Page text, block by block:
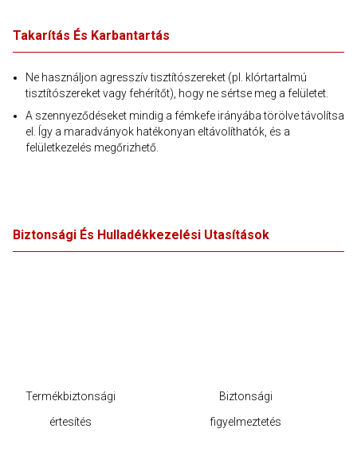
Takarítás És Karbantartás
Ne használjon agresszív tisztítószereket (pl. klórtartalmú
tisztítószereket vagy fehérítőt), hogy ne sértse meg a felületet.
A szennyeződéseket mindig a fémkefe irányába törölve távolítsa
el. Így a maradványok hatékonyan eltávolíthatók, és a
felületkezelés megőrizhető.
Biztonsági És Hulladékkezelési Utasítások
Termékbiztonsági
értesítés
Biztonsági
figyelmeztetés